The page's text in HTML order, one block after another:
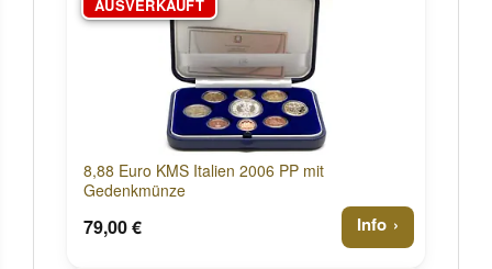
AUSVERKAUFT
8,88 Euro KMS Italien 2006 PP mit
Gedenkmünze
79,00 € Info